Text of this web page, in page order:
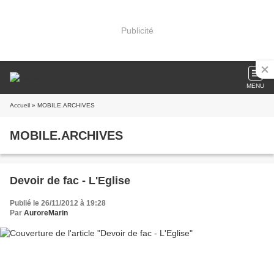
Publicité
MENU
Accueil » MOBILE.ARCHIVES
MOBILE.ARCHIVES
Devoir de fac - L'Eglise
Publié le 26/11/2012 à 19:28
Par AuroreMarin